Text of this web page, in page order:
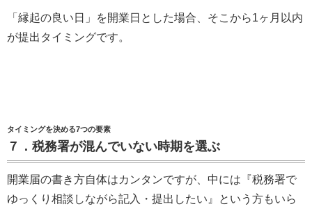
「縁起の良い日」を開業日とした場合、そこから1ヶ月以内
が提出タイミングです。
タイミングを決める7つの要素
７．税務署が混んでいない時期を選ぶ
開業届の書き方自体はカンタンですが、中には『税務署で
ゆっくり相談しながら記入・提出したい』という方もいら